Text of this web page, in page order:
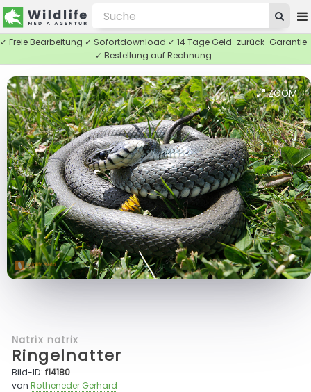
✓ Freie Bearbeitung ✓ Sofortdownload ✓ 14 Tage Geld-zurück-Garantie
✓ Bestellung auf Rechnung
ZOOM
Natrix natrix
Ringelnatter
Bild-ID:f14180
vonRotheneder Gerhard